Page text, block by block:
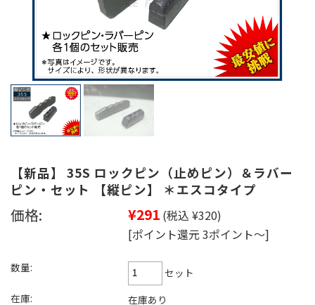
【新品】 35S ロックピン（止めピン）＆ラバー
ピン・セット 【縦ピン】 ＊エスコタイプ
価格: ¥291 (税込 ¥320)
[ポイント還元 3ポイント～]
数量:
セット
在庫:
在庫あり